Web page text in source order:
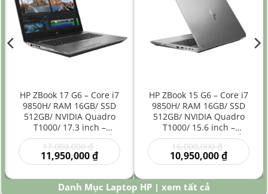
HP ZBook 17 G6 – Core i7
9850H/ RAM 16GB/ SSD
512GB/ NVIDIA Quadro
T1000/ 17.3 inch –
Laptop Workstation Đồ
Họa Kỹ Thuật Màn Hình
Lớn
17,000,000₫
gốc
là:
17,000,000 ₫.
11,950,000₫Giá
hiện
là:
11,950,000 ₫.
HP ZBook 15 G6 – Core i7
9850H/ RAM 16GB/ SSD
512GB/ NVIDIA Quadro
T1000/ 15.6 inch –
Laptop Workstation Đồ
Họa Kỹ Thuật Hiệu Năng
Cao
16,000,000₫
gốc
là:
10,950,000₫Giá
hiện
là:
₫.
Danh Mục Laptop HP | xem tất cả